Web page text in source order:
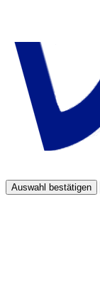
Auswahl bestätigen